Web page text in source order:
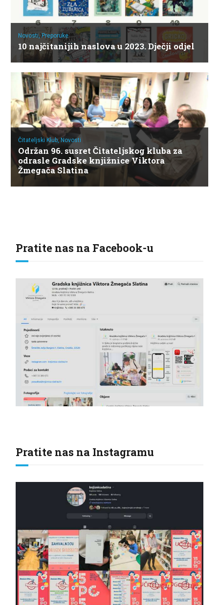
Novosti,Preporuke
10 najčitanijih naslova u 2023. Dječji odjel
Čitateljski Klub,Novosti
Održan 96. susret Čitateljskog kluba za
odrasle Gradske knjižnice Viktora
Žmegača Slatina
Pratite nas na Facebook-u
Pratite nas na Instagramu